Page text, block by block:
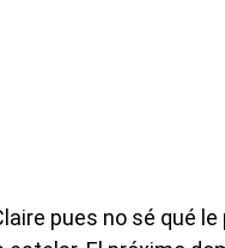
pues no sé qué